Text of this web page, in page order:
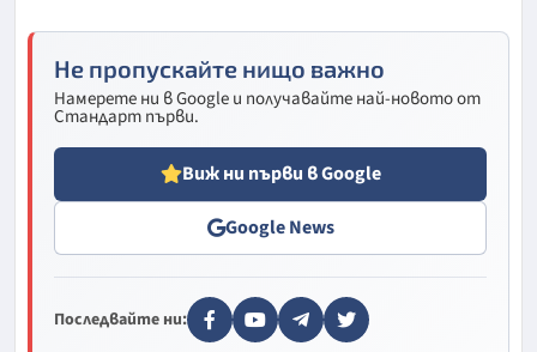
Не пропускайте нищо важно
Намерете ни в Google и получавайте най-новото от
Стандарт първи.
Виж ни първи в Google
Google News
Последвайте ни: